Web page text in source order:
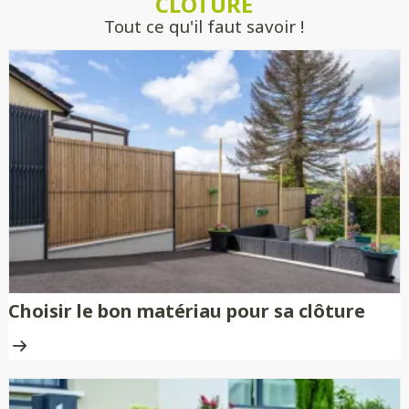
engagement.
Tout ce qu'il faut savoir !
Choisir le bon matériau pour sa clôture